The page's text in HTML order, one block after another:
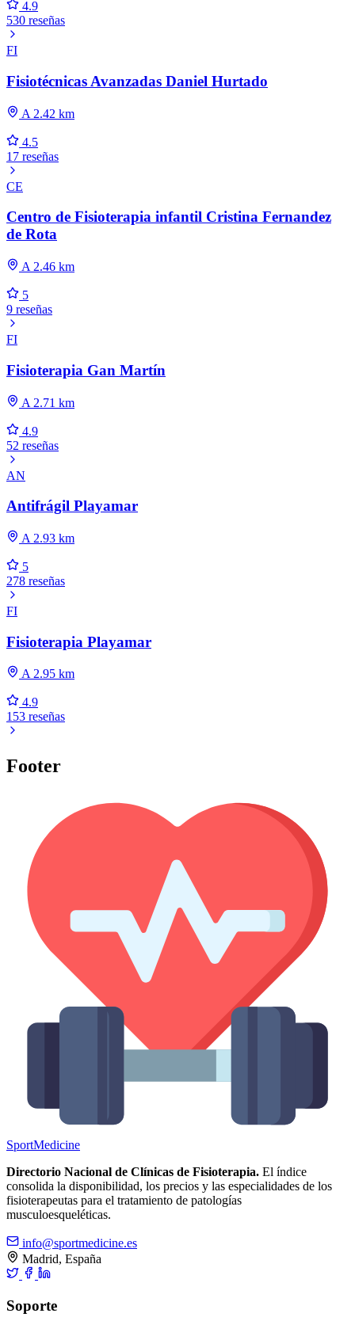
4.9
530 reseñas
FI
Fisiotécnicas Avanzadas Daniel Hurtado
A 2.42 km
4.5
17 reseñas
CE
Centro de Fisioterapia infantil Cristina Fernandez
de Rota
A 2.46 km
5
9 reseñas
FI
Fisioterapia Gan Martín
A 2.71 km
4.9
52 reseñas
AN
Antifrágil Playamar
A 2.93 km
5
278 reseñas
FI
Fisioterapia Playamar
A 2.95 km
4.9
153 reseñas
Footer
SportMedicine
Directorio Nacional de Clínicas de Fisioterapia. El índice
consolida la disponibilidad, los precios y las especialidades de los
fisioterapeutas para el tratamiento de patologías
musculoesqueléticas.
info@sportmedicine.es
Madrid, España
Soporte